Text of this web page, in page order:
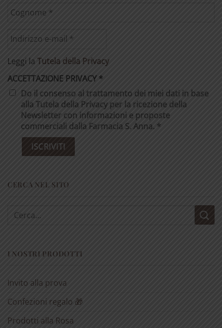
Leggi la Tutela della Privacy
ACCETTAZIONE PRIVACY*
Do il consenso al trattamento dei miei dati in base
alla Tutela della Privacy per la ricezione della
Newsletter con informazioni e proposte
commerciali dalla Farmacia S. Anna. *
CERCA NEL SITO
Cerca:
I NOSTRI PRODOTTI
Invito alla prova
Confezioni regalo 🎁
Prodotti alla Rosa